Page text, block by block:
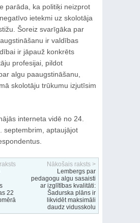
parāda, ka politiķi neizprot
ietekmi uz skolotāja
Šoreiz svarīgāka par
ir valdības
ir jāpauž konkrēts
profesijai, pildot
algu paaugstināšanu,
skolotāju trūkumu izjutīsim
interneta vidē no 24.
septembrim, aptaujājot
22
Nākošais raksts >
Lembergs par
pedagogu algu sasaisti
ar izglītības kvalitāti:
Šadurska plāns ir
likvidēt maksimāli
daudz vidusskolu